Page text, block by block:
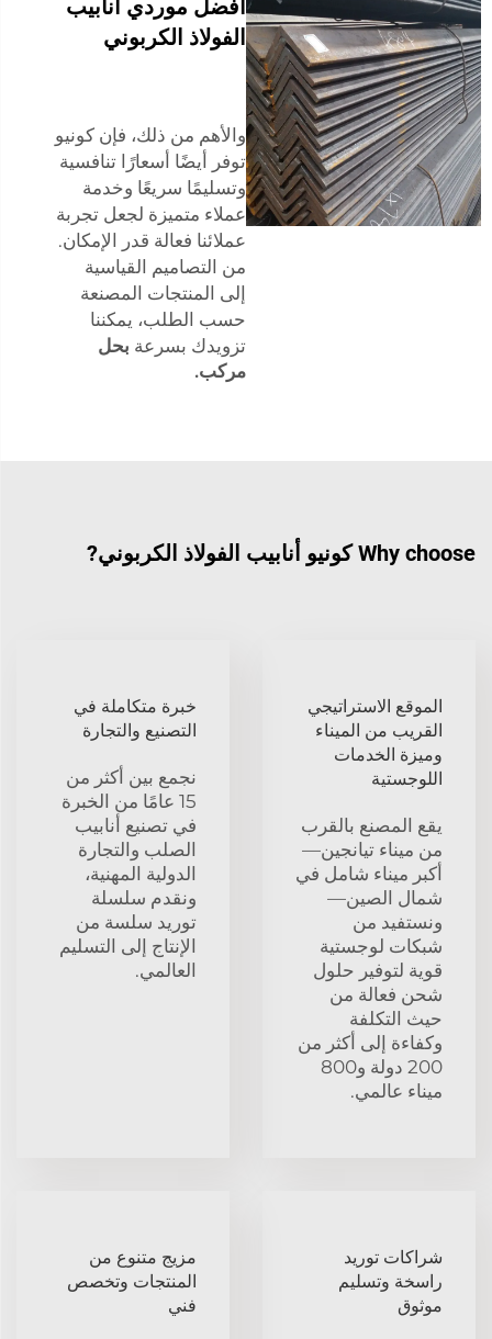
أفضل موردي أنابيب
الفولاذ الكربوني
والأهم من ذلك، فإن كونيو
توفر أيضًا أسعارًا تنافسية
وتسليمًا سريعًا وخدمة
عملاء متميزة لجعل تجربة
عملائنا فعالة قدر الإمكان.
من التصاميم القياسية
إلى المنتجات المصنعة
حسب الطلب، يمكننا
تزويدك بسرعة بحل
مركب.
Why choose كونيو أنابيب الفولاذ الكربوني?
الموقع الاستراتيجي
القريب من الميناء
وميزة الخدمات
اللوجستية
يقع المصنع بالقرب
من ميناء تيانجين—
أكبر ميناء شامل في
شمال الصين—
ونستفيد من
شبكات لوجستية
قوية لتوفير حلول
شحن فعالة من
حيث التكلفة
وكفاءة إلى أكثر من
200 دولة و800
ميناء عالمي.
خبرة متكاملة في
التصنيع والتجارة
نجمع بين أكثر من
15 عامًا من الخبرة
في تصنيع أنابيب
الصلب والتجارة
الدولية المهنية،
ونقدم سلسلة
توريد سلسة من
الإنتاج إلى التسليم
العالمي.
شراكات توريد
راسخة وتسليم
موثوق
مزيج متنوع من
المنتجات وتخصص
فني